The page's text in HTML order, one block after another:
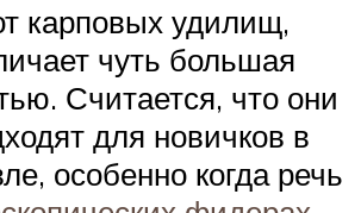
карповых удилищ,
чуть большая
Считается, что они
для новичков в
особенно когда речь